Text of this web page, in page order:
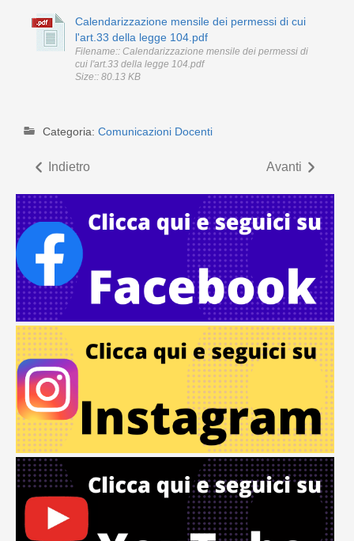
Calendarizzazione mensile dei permessi di cui
l'art.33 della legge 104.pdf
Filename:: Calendarizzazione mensile dei permessi di
cui l'art.33 della legge 104.pdf
Size:: 80.13 KB
Categoria: Comunicazioni Docenti
Indietro Avanti